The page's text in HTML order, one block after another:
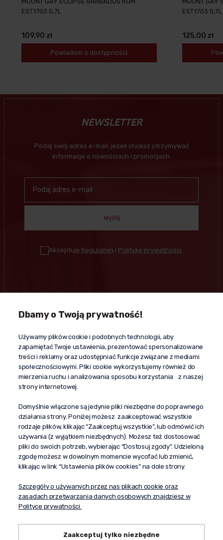
EST.1703 0,7L
109,90 zł
Powiadom o dostępności
EST.1703 0,7L
125,00 zł
NEWSLETTER
Podaj swój adres e-mail, jeżeli chcesz otrzymywać
informacje o nowościach i promocjach.
Wyślij
Akceptuję Regulamin i Politykę prywatności
Kontakt
+48 603 610 870
kontakt@propaganda24h.pl
“Propaganda"
al. Komisji Edukacji Narodowej 51/U5
02-797 Warszawa
Pomoc
Dostawa
Moje konto
O firmie
Dbamy o Twoją prywatność!
Używamy plików cookie i podobnych technologii, aby
zapamiętać Twoje ustawienia, prezentować spersonalizowane
treści i reklamy oraz udostępniać funkcje związane z mediami
społecznościowymi. Pliki cookie wykorzystujemy również do
mierzenia ruchu i analizowania sposobu korzystania z naszej
strony internetowej.
Domyślnie włączone są jedynie pliki niezbędne do poprawnego
działania strony. Poniżej możesz zaakceptować wszystkie
rodzaje plików, klikając “Zaakceptuj wszystkie”, lub odmówić ich
używania (z wyjątkiem niezbędnych). Możesz też dostosować
pliki do swoich potrzeb, wybierając “Dostosuj zgody”. Udzieloną
zgodę możesz w dowolnym momencie wycofać lub zmienić,
klikając w link “Ustawienia plików cookies” na dole strony.
Szczegóły o używanych przez nas plikach cookie oraz
zasadach przetwarzania danych osobowych znajdziesz w
Polityce prywatności.
Zaakceptuj tylko niezbędne